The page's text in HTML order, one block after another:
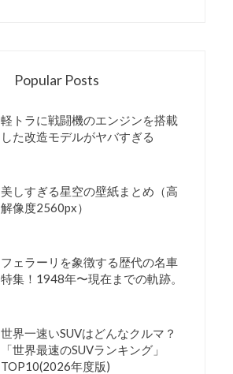
Popular Posts
軽トラに戦闘機のエンジンを搭載
した改造モデルがヤバすぎる
美しすぎる星空の壁紙まとめ（高
解像度2560px）
フェラーリを象徴する歴代の名車
特集！1948年〜現在までの軌跡。
世界一速いSUVはどんなクルマ？
「世界最速のSUVランキング」
TOP10(2026年度版)